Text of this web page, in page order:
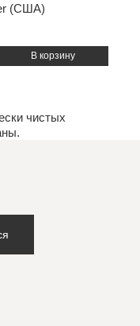
(США)
чистых